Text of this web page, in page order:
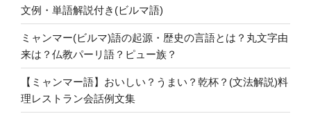
文例・単語解説付き(ビルマ語)
ミャンマー(ビルマ)語の起源・歴史の言語とは？丸文字由
来は？仏教パーリ語？ピュー族？
【ミャンマー語】おいしい？うまい？乾杯？(文法解説)料
理レストラン会話例文集